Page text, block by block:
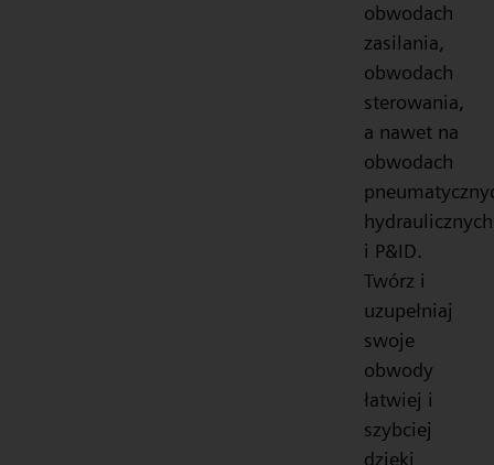
obwodach
zasilania,
obwodach
sterowania,
a nawet na
obwodach
hydraulicznych
i P&ID.
Twórz i
uzupełniaj
swoje
obwody
łatwiej i
szybciej
dzięki